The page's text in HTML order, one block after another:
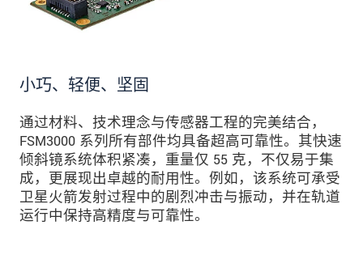
小巧、轻便、坚固
通过材料、技术理念与传感器工程的完美结合，
FSM3000 系列所有部件均具备超高可靠性。其快速
倾斜镜系统体积紧凑，重量仅 55 克，不仅易于集
成，更展现出卓越的耐用性。例如，该系统可承受
卫星火箭发射过程中的剧烈冲击与振动，并在轨道
运行中保持高精度与可靠性。